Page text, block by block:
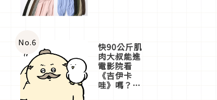
No.6 快90公斤肌
肉大叔能進
電影院看
《吉伊卡
哇》嗎？日